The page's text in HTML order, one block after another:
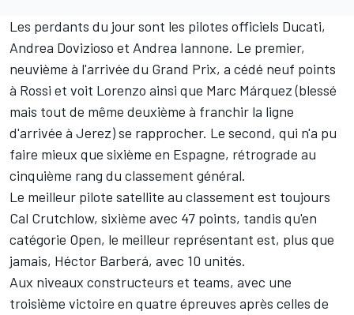
Les perdants du jour sont les pilotes officiels Ducati,
Andrea Dovizioso et Andrea Iannone. Le premier,
neuvième à l'arrivée du Grand Prix, a cédé neuf points
à Rossi et voit Lorenzo ainsi que Marc Márquez (blessé
mais tout de même deuxième à franchir la ligne
d'arrivée à Jerez) se rapprocher. Le second, qui n'a pu
faire mieux que sixième en Espagne, rétrograde au
cinquième rang du classement général.
Le meilleur pilote satellite au classement est toujours
Cal Crutchlow, sixième avec 47 points, tandis qu'en
catégorie Open, le meilleur représentant est, plus que
jamais, Héctor Barberá, avec 10 unités.
Aux niveaux constructeurs et teams, avec une
troisième victoire en quatre épreuves après celles de